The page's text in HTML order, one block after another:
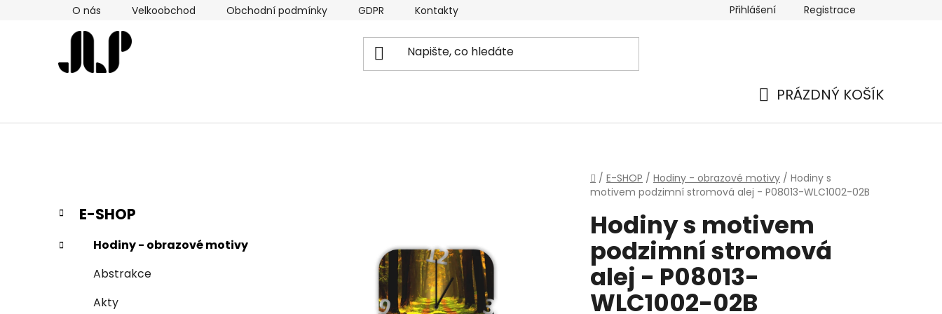
O nás Velkoobchod Obchodní podmínky GDPR Kontakty Přihlášení Registrace
PRÁZDNÝ KOŠÍK
Domů
/ E-SHOP / Hodiny - obrazové motivy / Hodiny s
motivem podzimní stromová alej - P08013-WLC1002-02B
P
s
Přeskočit
kategorie
K
a
t
e
E-SHOP
Hodiny - obrazové motivy
Abstrakce
Akty
Hodiny s motivem
podzimní stromová
alej - P08013-
WLC1002-02B